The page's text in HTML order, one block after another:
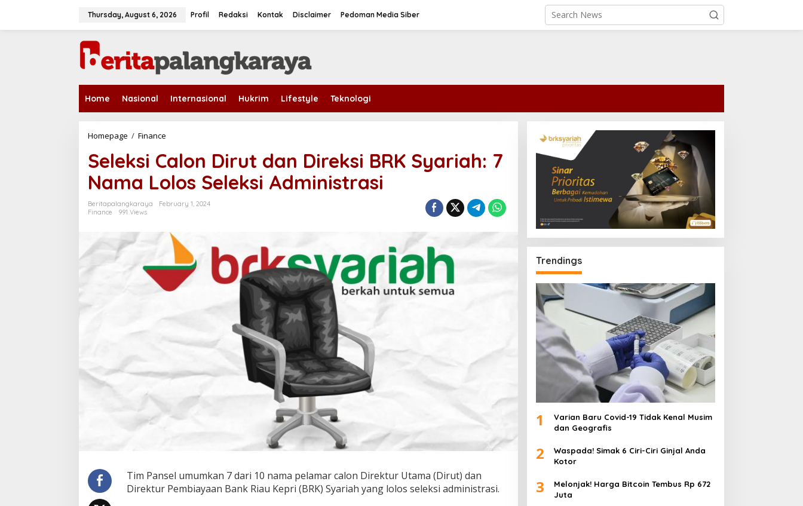
Thursday, August 6, 2026 Profil Redaksi Kontak Disclaimer Pedoman Media Siber
Home Nasional Internasional Hukrim Lifestyle Teknologi
Homepage / Finance
l
e
k
s
i
l
D
d
n
r
i
a
r
Seleksi Calon Dirut dan Direksi BRK Syariah: 7
Nama Lolos Seleksi Administrasi
Beritapalangkaraya
February 1, 2024
Finance
991 Views
Tim Pansel umumkan 7 dari 10 nama pelamar calon Direktur Utama (Dirut) dan
Direktur Pembiayaan Bank Riau Kepri (BRK) Syariah yang lolos seleksi administrasi.
Trendings
1
Varian Baru Covid-19 Tidak Kenal Musim
dan Geografis
2
Waspada! Simak 6 Ciri-Ciri Ginjal Anda
Kotor
3
Melonjak! Harga Bitcoin Tembus Rp 672
Juta